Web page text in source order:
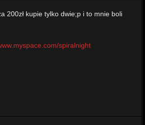
200zł kupie tylko dwie;p i to mnie boli
spiralnight